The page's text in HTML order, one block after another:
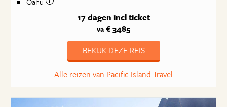
17 dagen incl ticket
va € 3485
BEKIJK DEZE REIS
Alle reizen van Pacific Island Travel